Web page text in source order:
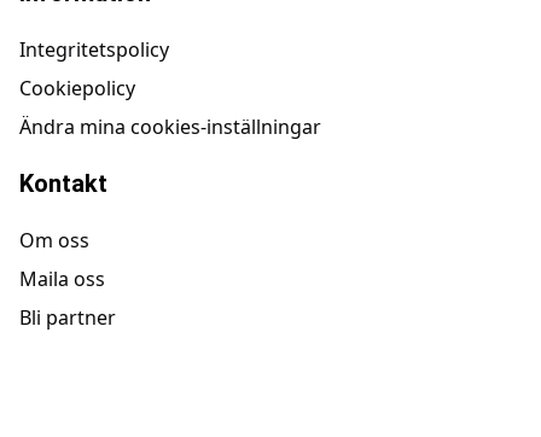
Integritetspolicy
Cookiepolicy
Ändra mina cookies-inställningar
Kontakt
Om oss
Maila oss
Bli partner